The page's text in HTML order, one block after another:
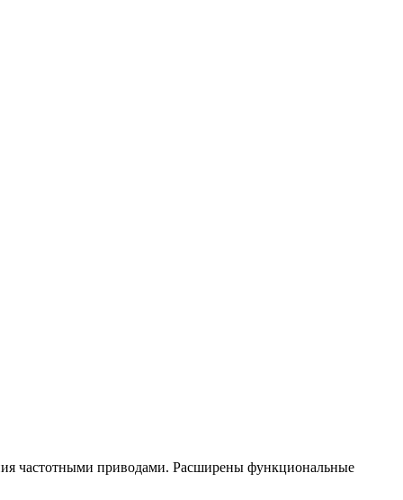
частотными приводами. Расширены функциональные